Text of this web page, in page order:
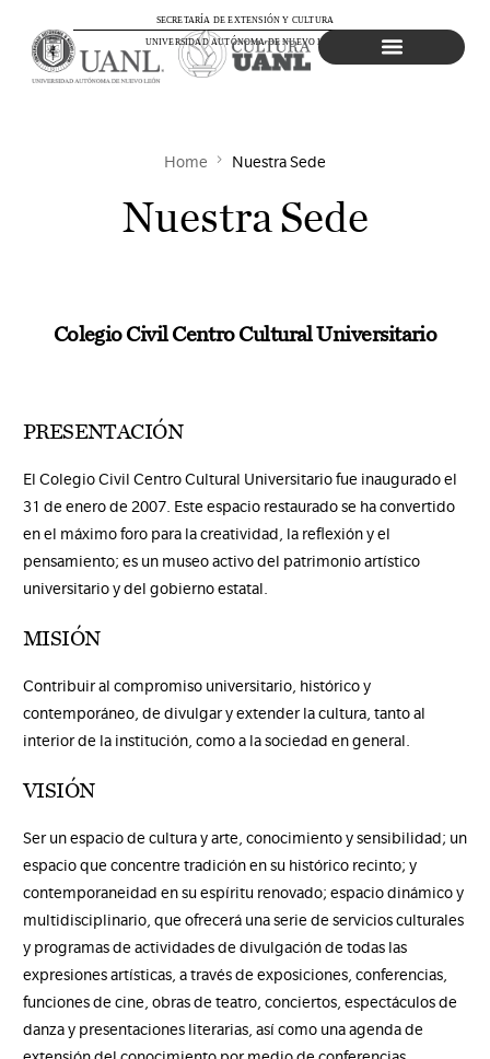
UNIVERSIDAD AUTÓNOMA DE NUEVO LEÓN
SECRETARÍA DE EXTENSIÓN Y CULTURA
Home Nuestra Sede
Nuestra Sede
Colegio Civil Centro Cultural Universitario
PRESENTACIÓN
El Colegio Civil Centro Cultural Universitario fue inaugurado el
31 de enero de 2007. Este espacio restaurado se ha convertido
en el máximo foro para la creatividad, la reflexión y el
pensamiento; es un museo activo del patrimonio artístico
universitario y del gobierno estatal.
MISIÓN
Contribuir al compromiso universitario, histórico y
contemporáneo, de divulgar y extender la cultura, tanto al
interior de la institución, como a la sociedad en general.
VISIÓN
Ser un espacio de cultura y arte, conocimiento y sensibilidad; un
espacio que concentre tradición en su histórico recinto; y
contemporaneidad en su espíritu renovado; espacio dinámico y
multidisciplinario, que ofrecerá una serie de servicios culturales
y programas de actividades de divulgación de todas las
expresiones artísticas, a través de exposiciones, conferencias,
funciones de cine, obras de teatro, conciertos, espectáculos de
danza y presentaciones literarias, así como una agenda de